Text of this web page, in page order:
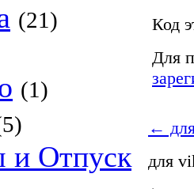
(21)
(1)
и Отпуск
Код
Для
←
для